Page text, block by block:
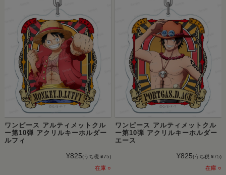
ワンピース アルティメットクル
ー第10弾 アクリルキーホルダー
ルフィ
¥825(うち税 ¥75)
在庫 ○
ワンピース アルティメットクル
ー第10弾 アクリルキーホルダー
エース
¥825(うち税 ¥75)
在庫 ○